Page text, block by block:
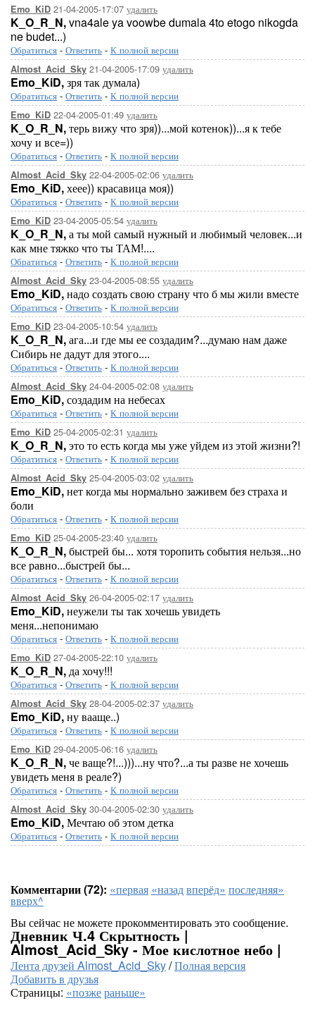
Emo_KiD 21-04-2005-17:07 удалить
K_O_R_N,vna4ale ya voowbe dumala 4to etogo nikogda
ne budet...)
Обратиться - Ответить - К полной версии
Almost_Acid_Sky 21-04-2005-17:09 удалить
Emo_KiD,зря так думала)
Обратиться - Ответить - К полной версии
Emo_KiD 22-04-2005-01:49 удалить
K_O_R_N,терь вижу что зря))...мой котенок))...я к тебе
хочу и все=))
Обратиться - Ответить - К полной версии
Almost_Acid_Sky 22-04-2005-02:06 удалить
Emo_KiD,хеее)) красавица моя))
Обратиться - Ответить - К полной версии
Emo_KiD 23-04-2005-05:54 удалить
K_O_R_N,а ты мой самый нужный и любимый человек...и
как мне тяжко что ты ТАМ!....
Обратиться - Ответить - К полной версии
Almost_Acid_Sky 23-04-2005-08:55 удалить
Emo_KiD,надо создать свою страну что б мы жили вместе
Обратиться - Ответить - К полной версии
Emo_KiD 23-04-2005-10:54 удалить
K_O_R_N,ага...и где мы ее создадим?...думаю нам даже
Сибирь не дадут для этого....
Обратиться - Ответить - К полной версии
Almost_Acid_Sky 24-04-2005-02:08 удалить
Emo_KiD,создадим на небесах
Обратиться - Ответить - К полной версии
Emo_KiD 25-04-2005-02:31 удалить
K_O_R_N,это то есть когда мы уже уйдем из этой жизни?!
Обратиться - Ответить - К полной версии
Almost_Acid_Sky 25-04-2005-03:02 удалить
Emo_KiD,нет когда мы нормально заживем без страха и
боли
Обратиться - Ответить - К полной версии
Emo_KiD 25-04-2005-23:40 удалить
K_O_R_N,быстрей бы... хотя торопить события нельзя...но
все равно...быстрей бы...
Обратиться - Ответить - К полной версии
Almost_Acid_Sky 26-04-2005-02:17 удалить
Emo_KiD,неужели ты так хочешь увидеть
меня...непонимаю
Обратиться - Ответить - К полной версии
Emo_KiD 27-04-2005-22:10 удалить
K_O_R_N,да хочу!!!
Обратиться - Ответить - К полной версии
Almost_Acid_Sky 28-04-2005-02:37 удалить
Emo_KiD,ну вааще..)
Обратиться - Ответить - К полной версии
Emo_KiD 29-04-2005-06:16 удалить
K_O_R_N,че ваще?!...)))...ну что?...а ты разве не хочешь
увидеть меня в реале?)
Обратиться - Ответить - К полной версии
Almost_Acid_Sky 30-04-2005-02:30 удалить
Emo_KiD,Мечтаю об этом детка
Обратиться - Ответить - К полной версии
Комментарии (72): «первая «назадвперёд» последняя»
вверх^
Вы сейчас не можете прокомментировать это сообщение.
Дневник Ч.4 Скрытность |
Almost_Acid_Sky - Мое кислотное небо |
Лента друзей Almost_Acid_Sky/Полная версия
Добавить в друзья
Страницы: «позжераньше»